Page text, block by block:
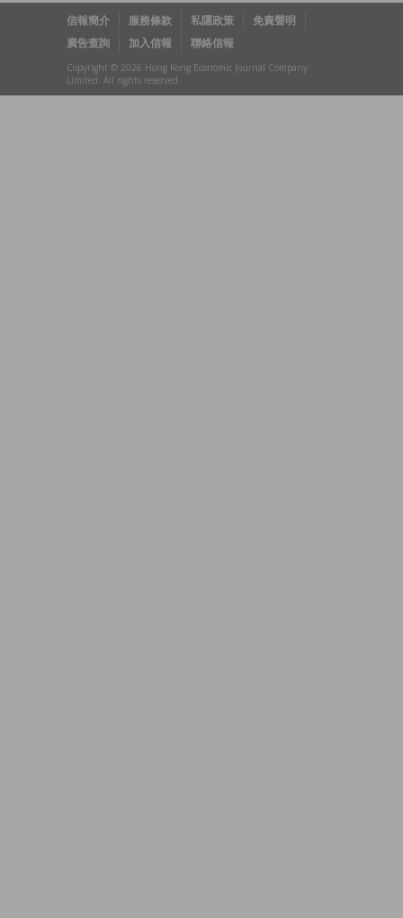
信報簡介 服務條款 私隱政策
免責聲明
廣告查詢
加入信報 聯絡信報
Copyright © 2026 Hong Kong Economic Journal Company
Limited. All rights reserved.